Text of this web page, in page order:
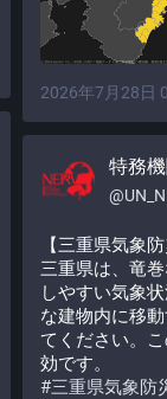
2026年7月28日
特務
@
【三重県気象
三重県は、竜
しやすい気象
な建物内に移
てください。
効です。
#三重県気象防